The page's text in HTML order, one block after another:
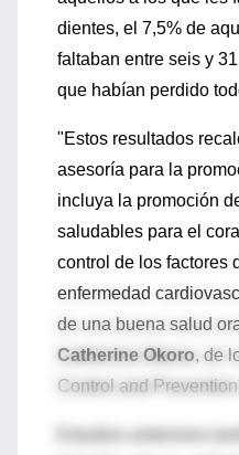
dientes, el 7,5% de
faltaban entre seis y
que habían perdido
"Estos resultados
asesoría para la
incluya la promoción
saludables para el
control de los factores
enfermedad
de una buena salud
Catherine Okoro, de
Control and